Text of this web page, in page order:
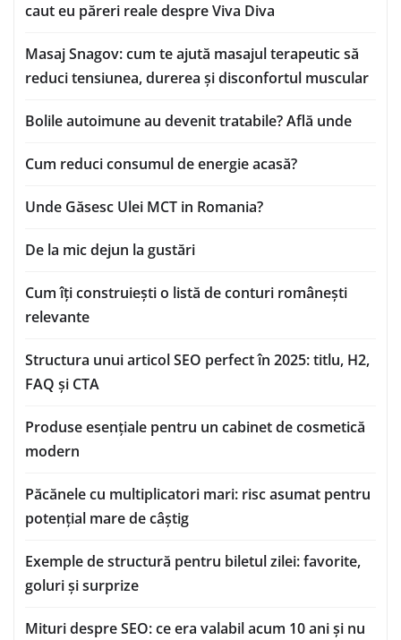
caut eu păreri reale despre Viva Diva
Masaj Snagov: cum te ajută masajul terapeutic să
reduci tensiunea, durerea și disconfortul muscular
Bolile autoimune au devenit tratabile? Află unde
Cum reduci consumul de energie acasă?
Unde Găsesc Ulei MCT in Romania?
De la mic dejun la gustări
Cum îți construiești o listă de conturi românești
relevante
Structura unui articol SEO perfect în 2025: titlu, H2,
FAQ și CTA
Produse esențiale pentru un cabinet de cosmetică
modern
Păcănele cu multiplicatori mari: risc asumat pentru
potențial mare de câștig
Exemple de structură pentru biletul zilei: favorite,
goluri și surprize
Mituri despre SEO: ce era valabil acum 10 ani și nu